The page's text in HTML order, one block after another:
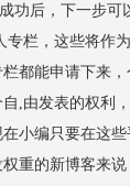
功后，下一步可
专栏，这些将作
都能申请下来
,由发表的权利
小编只要在这
重的新博客来